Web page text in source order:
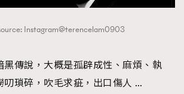
Instagram@terencelam0903
黑傳說，大概是孤辟成性、麻煩、執
叨瑣碎，吹毛求疵，出口傷人 …